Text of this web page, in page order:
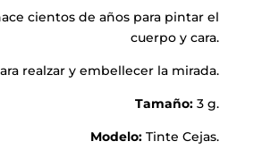
cientos de años para pintar el
cuerpo y cara.
realzar y embellecer la mirada.
Tamaño:3 g.
Modelo:Tinte Cejas.